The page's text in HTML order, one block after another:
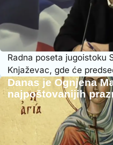
Radna poseta jugoistoku
Knjaževac, gde će
Danas je Ognjena
najpoštovanijih